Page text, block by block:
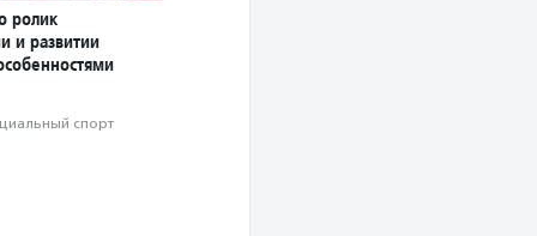
ролик
и развитии
спорт